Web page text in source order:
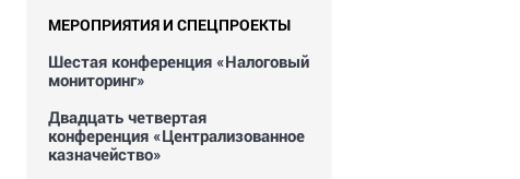
МЕРОПРИЯТИЯ И СПЕЦПРОЕКТЫ
Шестая конференция «Налоговый
мониторинг»
Двадцать четвертая
конференция «Централизованное
казначейство»